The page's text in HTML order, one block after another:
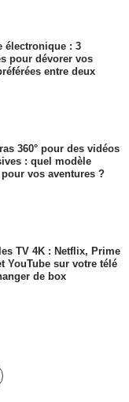
électronique : 3
pour dévorer vos
entre deux
360° pour des vidéos
: quel modèle
vos aventures ?
TV 4K : Netflix, Prime
YouTube sur votre télé
de box